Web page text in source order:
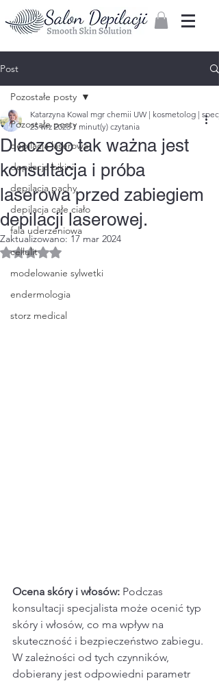
Zaloguj
Post
Pozostałe posty
depilacja laserowa
depilacja bikini
depilacja pachy
depilacja całe ciało
fala uderzeniowa
cellulit
modelowanie sylwetki
endermologia
storz medical
Pozostałe posty
Dlaczego tak ważna jest
konsultacja i próba
laserowa przed zabiegiem
depilacji laserowej.
Katarzyna Kowal mgr chemii UW | kosmetolog |
25 wrz 2023 1 minut(y) czytania
Zaktualizowano: 17 mar 2024
Oceniono na NaN z 5 gwiazdek.
Ocena skóry i włosów: Podczas
konsultacji specjalista może ocenić typ
skóry i włosów, co ma wpływ na
skuteczność i bezpieczeństwo zabiegu.
W zależności od tych czynników,
dobierany jest odpowiedni parametr